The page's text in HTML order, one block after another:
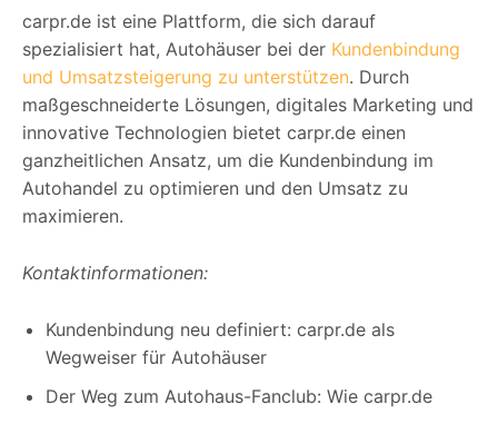
carpr.de ist eine Plattform, die sich darauf
spezialisiert hat, Autohäuser bei der Kundenbindung
und Umsatzsteigerung zu unterstützen. Durch
maßgeschneiderte Lösungen, digitales Marketing und
innovative Technologien bietet carpr.de einen
ganzheitlichen Ansatz, um die Kundenbindung im
Autohandel zu optimieren und den Umsatz zu
maximieren.
Kontaktinformationen:
Kundenbindung neu definiert: carpr.de als
Wegweiser für Autohäuser
Der Weg zum Autohaus-Fanclub: Wie carpr.de